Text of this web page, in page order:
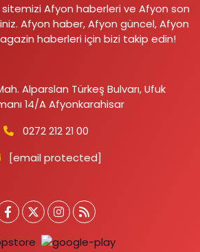
Afyon haberleri ve Afyon son
Afyon haber, Afyon güncel, Afyon
haberleri için bizi takip edin!
Alparslan Türkeş Bulvarı, Ufuk
14/A Afyonkarahisar
0272 212 21 00
[email protected]